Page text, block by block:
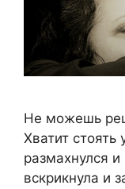
Не можешь
Хватит
размахнулся
вскрикнула и